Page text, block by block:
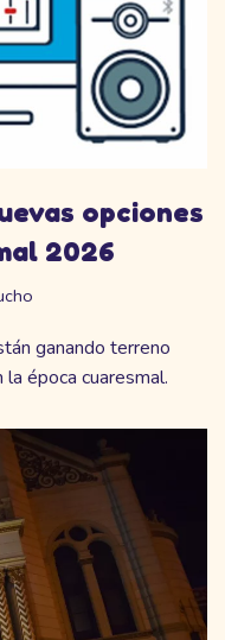
opciones
2026
ganando terreno
época cuaresmal.